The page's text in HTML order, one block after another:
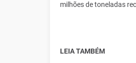
milhões de toneladas
LEIA TAMBÉM